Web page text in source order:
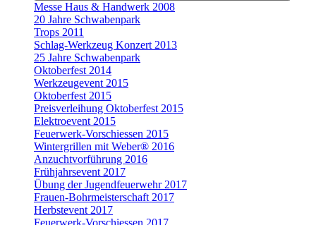
Messe Haus & Handwerk 2008
20 Jahre Schwabenpark
Trops 2011
Schlag-Werkzeug Konzert 2013
25 Jahre Schwabenpark
Oktoberfest 2014
Werkzeugevent 2015
Oktoberfest 2015
Preisverleihung Oktoberfest 2015
Elektroevent 2015
Feuerwerk-Vorschiessen 2015
Wintergrillen mit Weber® 2016
Anzuchtvorführung 2016
Frühjahrsevent 2017
Übung der Jugendfeuerwehr 2017
Frauen-Bohrmeisterschaft 2017
Herbstevent 2017
Feuerwerk-Vorschiessen 2017